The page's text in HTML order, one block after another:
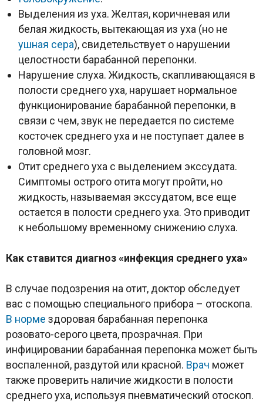
Выделения из уха. Желтая, коричневая или
белая жидкость, вытекающая из уха (но не
ушная сера), свидетельствует о нарушении
целостности барабанной перепонки.
Нарушение слуха. Жидкость, скапливающаяся в
полости среднего уха, нарушает нормальное
функционирование барабанной перепонки, в
связи с чем, звук не передается по системе
косточек среднего уха и не поступает далее в
головной мозг.
Отит среднего уха с выделением экссудата.
Симптомы острого отита могут пройти, но
жидкость, называемая экссудатом, все еще
остается в полости среднего уха. Это приводит
к небольшому временному снижению слуха.
Как ставится диагноз «инфекция среднего уха»
В случае подозрения на отит, доктор обследует
вас с помощью специального прибора – отоскопа.
В норме здоровая барабанная перепонка
розовато-серого цвета, прозрачная. При
инфицировании барабанная перепонка может быть
воспаленной, раздутой или красной. Врач может
также проверить наличие жидкости в полости
среднего уха, используя пневматический отоскоп.